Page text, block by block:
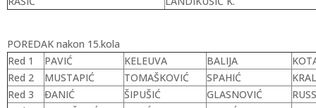
POREDAK nakon 15.kola
Red 1
PAVIĆ KELEUVA BALIJA
Red 2
MUSTAPIĆ TOMAŠKOVIĆ SPAHIĆ
Red 3
ĐANIĆ ŠIPUŠIĆ GLASNOVIĆ